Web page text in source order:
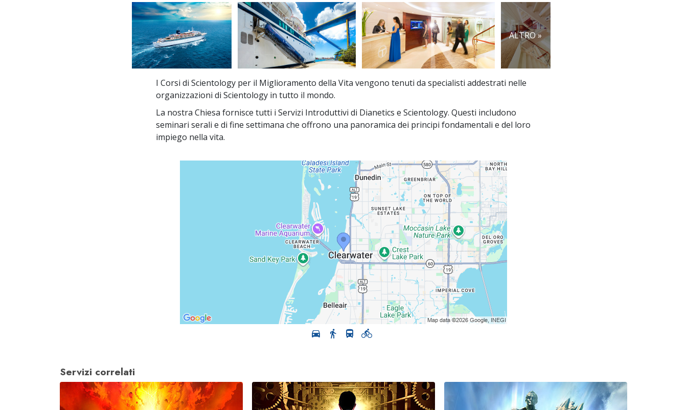
ALTRO »
I Corsi di Scientology per il Miglioramento della Vita vengono tenuti da specialisti addestrati nelle
organizzazioni di Scientology in tutto il mondo.
La nostra Chiesa fornisce tutti i Servizi Introduttivi di Dianetics e Scientology. Questi includono
seminari serali e di fine settimana che offrono una panoramica dei principi fondamentali e del loro
impiego nella vita.
Servizi correlati